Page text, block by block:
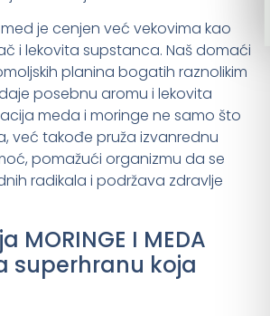
je cenjen već vekovima kao
i lekovita supstanca. Naš domaći
planina bogatih raznolikim
posebnu aromu i lekovita
meda i moringe ne samo što
već takođe pruža izvanrednu
pomažući organizmu da se
radikala i podržava zdravlje
MORINGE I MEDA
superhranu koja